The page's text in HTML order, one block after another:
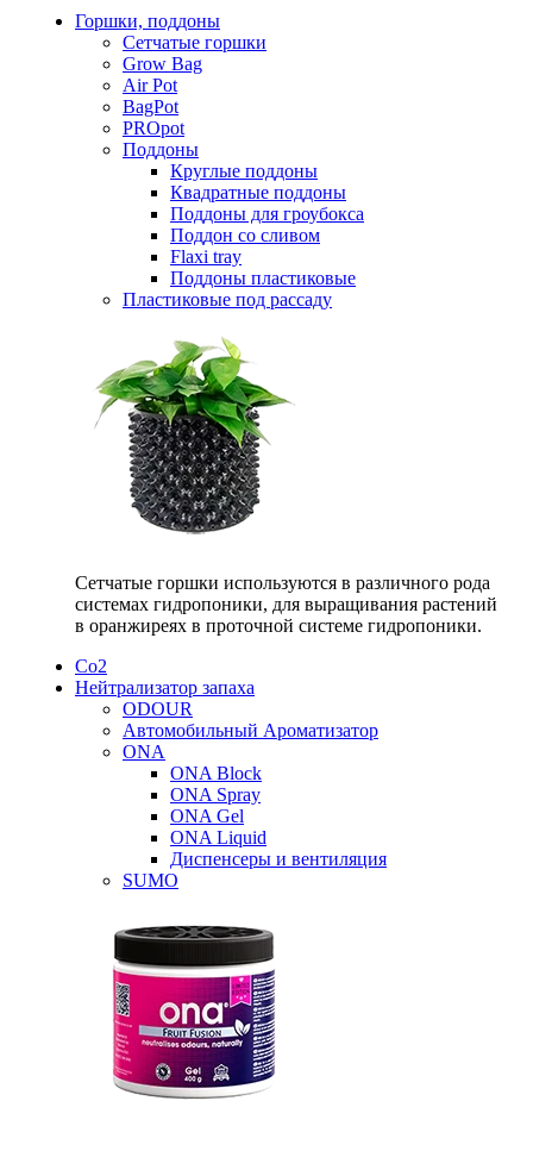
Горшки, поддоны
Сетчатые горшки
Grow Bag
Air Pot
BagPot
PROpot
Поддоны
Круглые поддоны
Квадратные поддоны
Поддоны для гроубокса
Поддон со сливом
Flaxi tray
Поддоны пластиковые
Пластиковые под рассаду
Сетчатые горшки используются в различного рода
системах гидропоники, для выращивания растений
в оранжиреях в проточной системе гидропоники.
Со2
Нейтрализатор запаха
ODOUR
Автомобильный Ароматизатор
ONA
ONA Block
ONA Spray
ONA Gel
ONA Liquid
Диспенсеры и вентиляция
SUMO